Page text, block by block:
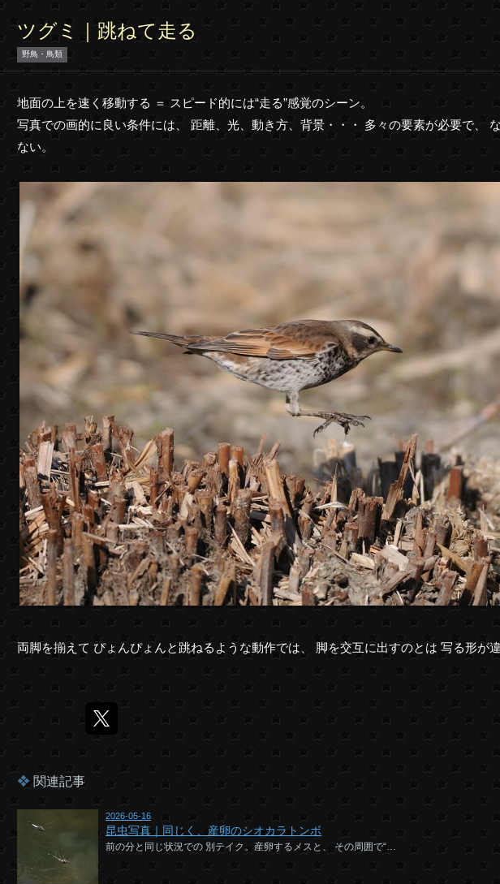
ツグミ｜跳ねて走る
野鳥・鳥類
地面の上を速く移動する ＝ スピード的には“走る”感覚のシーン。
写真での画的に良い条件には、 距離、光、動き方、背景・・・ 多々の要素が必要で、
ない。
両脚を揃えて ぴょんぴょんと跳ねるような動作では、 脚を交互に出すのとは 写る形が
関連記事
2026-05-16
昆虫写真｜同じく、産卵のシオカラトンボ
前の分と同じ状況での 別テイク。産卵するメスと、 その周囲で“…